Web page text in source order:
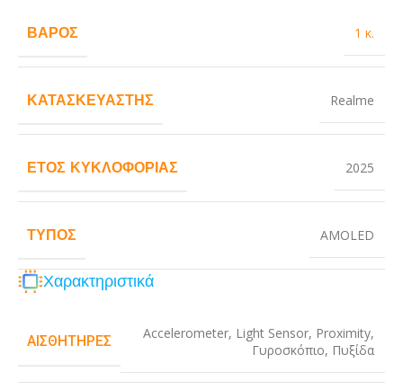
ΒΆΡΟΣ 1 κ.
ΚΑΤΑΣΚΕΥΑΣΤΉΣ Realme
ΈΤΟΣ ΚΥΚΛΟΦΟΡΊΑΣ 2025
ΤΎΠΟΣ AMOLED
Χαρακτηριστικά
ΑΙΣΘΗΤΉΡΕΣ Accelerometer, Light Sensor, Proximity,
Γυροσκόπιο, Πυξίδα